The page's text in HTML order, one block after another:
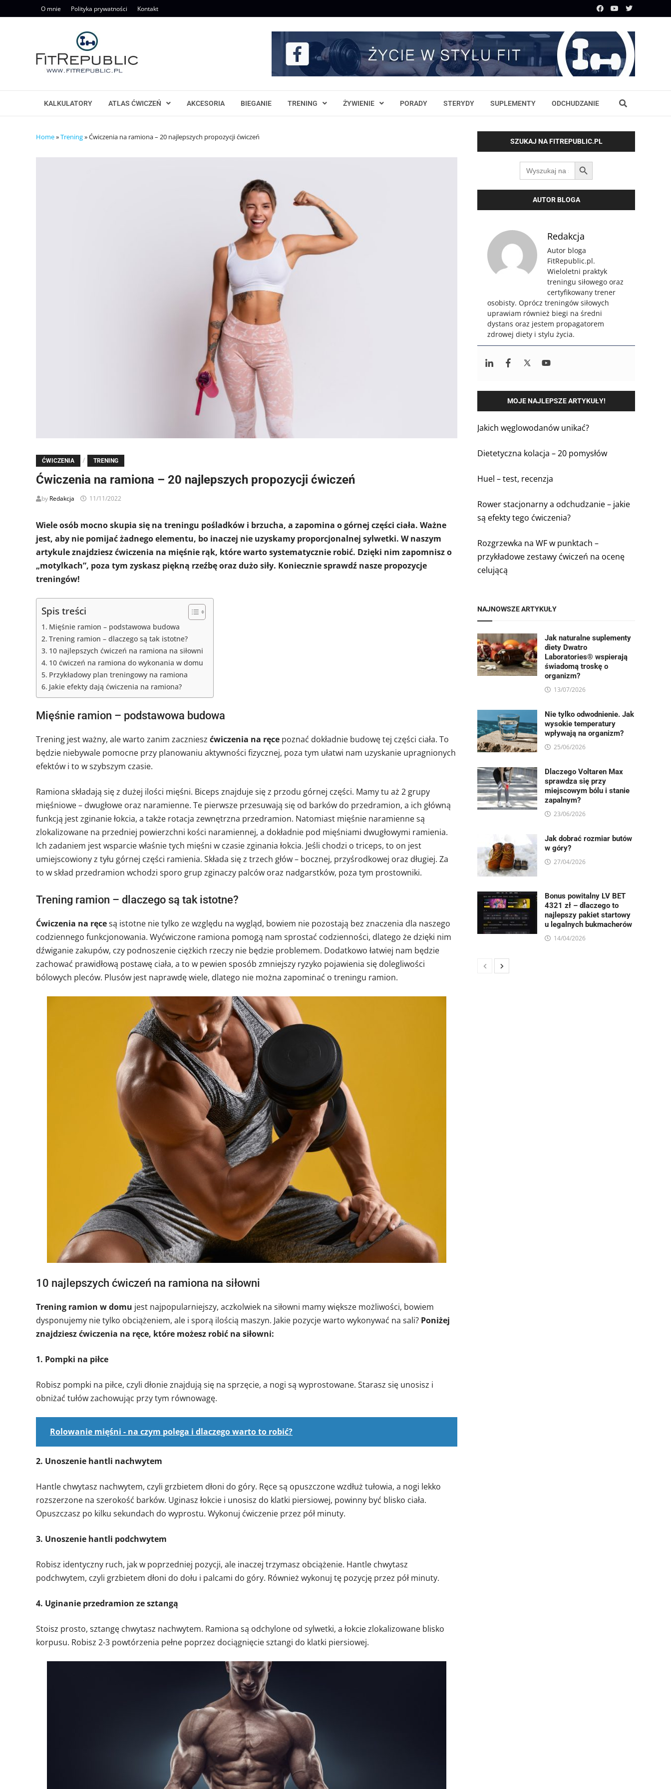
to
O mnie Polityka prywatności Kontakt
KALKULATORY ATLAS ĆWICZEŃ AKCESORIA BIEGANIE TRENING ŻYWIENIE PORADY STERYDY SUPLEMENTY ODCHUDZANIE
Home»Trening»Ćwiczenia na ramiona – 20 najlepszych propozycji ćwiczeń
ĆWICZENIA / TRENING
Ćwiczenia na ramiona – 20 najlepszych propozycji ćwiczeń
by Redakcja 11/11/2022
Wiele osób mocno skupia się na treningu pośladków i brzucha, a zapomina o górnej części ciała. Ważne
jest, aby nie pomijać żadnego elementu, bo inaczej nie uzyskamy proporcjonalnej sylwetki. W naszym
artykule znajdziesz ćwiczenia na mięśnie rąk, które warto systematycznie robić. Dzięki nim zapomnisz o
„motylkach”, poza tym zyskasz piękną rzeźbę oraz dużo siły. Koniecznie sprawdź nasze propozycje
treningów!
Spis treści
Mięśnie ramion – podstawowa budowa
Trening ramion – dlaczego są tak istotne?
10 najlepszych ćwiczeń na ramiona na siłowni
10 ćwiczeń na ramiona do wykonania w domu
Przykładowy plan treningowy na ramiona
Jakie efekty dają ćwiczenia na ramiona?
Mięśnie ramion – podstawowa budowa
Trening jest ważny, ale warto zanim zaczniesz ćwiczenia na ręce poznać dokładnie budowę tej części ciała. To
będzie niebywale pomocne przy planowaniu aktywności fizycznej, poza tym ułatwi nam uzyskanie upragnionych
efektów i to w szybszym czasie.
Ramiona składają się z dużej ilości mięśni. Biceps znajduje się z przodu górnej części. Mamy tu aż 2 grupy
mięśniowe – dwugłowe oraz naramienne. Te pierwsze przesuwają się od barków do przedramion, a ich główną
funkcją jest zginanie łokcia, a także rotacja zewnętrzna przedramion. Natomiast mięśnie naramienne są
zlokalizowane na przedniej powierzchni kości naramiennej, a dokładnie pod mięśniami dwugłowymi ramienia.
Ich zadaniem jest wsparcie właśnie tych mięśni w czasie zginania łokcia. Jeśli chodzi o triceps, to on jest
umiejscowiony z tyłu górnej części ramienia. Składa się z trzech głów – bocznej, przyśrodkowej oraz długiej. Za
to w skład przedramion wchodzi sporo grup zginaczy palców oraz nadgarstków, poza tym prostowniki.
Trening ramion – dlaczego są tak istotne?
Ćwiczenia na ręcesą istotne nie tylko ze względu na wygląd, bowiem nie pozostają bez znaczenia dla naszego
codziennego funkcjonowania. Wyćwiczone ramiona pomogą nam sprostać codzienności, dlatego że dzięki nim
dźwiganie zakupów, czy podnoszenie ciężkich rzeczy nie będzie problemem. Dodatkowo łatwiej nam będzie
zachować prawidłową postawę ciała, a to w pewien sposób zmniejszy ryzyko pojawienia się dolegliwości
bólowych pleców. Plusów jest naprawdę wiele, dlatego nie można zapominać o treningu ramion.
10 najlepszych ćwiczeń na ramiona na siłowni
Trening ramion w domu jest najpopularniejszy, aczkolwiek na siłowni mamy większe możliwości, bowiem
dysponujemy nie tylko obciążeniem, ale i sporą ilością maszyn. Jakie pozycje warto wykonywać na sali? Poniżej
znajdziesz ćwiczenia na ręce, które możesz robić na siłowni:
1. Pompki na piłce
Robisz pompki na piłce, czyli dłonie znajdują się na sprzęcie, a nogi są wyprostowane. Starasz się unosisz i
obniżać tułów zachowując przy tym równowagę.
Rolowanie mięśni - na czym polega i dlaczego warto to robić?
2. Unoszenie hantli nachwytem
Hantle chwytasz nachwytem, czyli grzbietem dłoni do góry. Ręce są opuszczone wzdłuż tułowia, a nogi lekko
rozszerzone na szerokość barków. Uginasz łokcie i unosisz do klatki piersiowej, powinny być blisko ciała.
Opuszczasz po kilku sekundach do wyprostu. Wykonuj ćwiczenie przez pół minuty.
3. Unoszenie hantli podchwytem
Robisz identyczny ruch, jak w poprzedniej pozycji, ale inaczej trzymasz obciążenie. Hantle chwytasz
podchwytem, czyli grzbietem dłoni do dołu i palcami do góry. Również wykonuj tę pozycję przez pół minuty.
4. Uginanie przedramion ze sztangą
Stoisz prosto, sztangę chwytasz nachwytem. Ramiona są odchylone od sylwetki, a łokcie zlokalizowane blisko
korpusu. Robisz 2-3 powtórzenia pełne poprzez dociągnięcie sztangi do klatki piersiowej.
SZUKAJ NA FITREPUBLIC.PL
Search
for:
SEARCH BUTTON
AUTOR BLOGA
Redakcja
Autor bloga
FitRepublic.pl.
Wieloletni praktyk
treningu siłowego oraz
certyfikowany trener
osobisty. Oprócz treningów siłowych
uprawiam również biegi na średni
dystans oraz jestem propagatorem
zdrowej diety i stylu życia.
MOJE NAJLEPSZE ARTYKUŁY!
Jakich węglowodanów unikać?
Dietetyczna kolacja – 20 pomysłów
Huel – test, recenzja
Rower stacjonarny a odchudzanie – jakie
są efekty tego ćwiczenia?
Rozgrzewka na WF w punktach –
przykładowe zestawy ćwiczeń na ocenę
celującą
NAJNOWSZE ARTYKUŁY
Jak naturalne suplementy
diety Dwatro
Laboratories® wspierają
świadomą troskę o
organizm?
13/07/2026
Nie tylko odwodnienie. Jak
wysokie temperatury
wpływają na organizm?
25/06/2026
Dlaczego Voltaren Max
sprawdza się przy
miejscowym bólu i stanie
zapalnym?
23/06/2026
Jak dobrać rozmiar butów
w góry?
27/04/2026
Bonus powitalny LV BET
4321 zł – dlaczego to
najlepszy pakiet startowy
u legalnych bukmacherów
14/04/2026